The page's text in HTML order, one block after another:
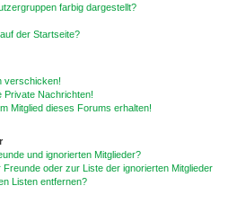
farbig dargestellt?
der Startseite?
verschicken!
Private Nachrichten!
Mitglied dieses Forums erhalten!
und ignorierten Mitglieder?
oder zur Liste der ignorierten Mitglieder
Listen entfernen?